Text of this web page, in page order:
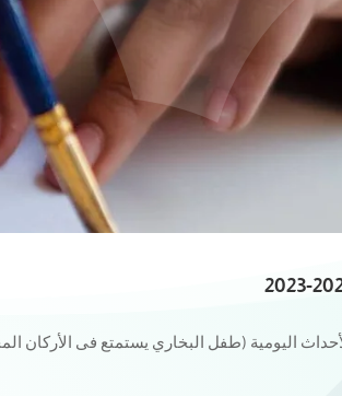
اليومية (طفل البخاري يستمتع فى الأركان